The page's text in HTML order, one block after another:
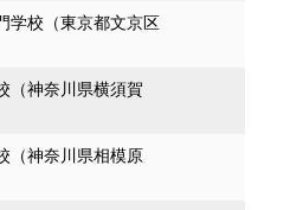
学校（東京都文京区
（神奈川県横須賀
（神奈川県相模原